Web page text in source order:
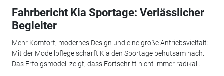
Fahrbericht Kia Sportage: Verlässlicher
Begleiter
Mehr Komfort, modernes Design und eine große Antriebsvielfalt:
Mit der Modellpflege schärft Kia den Sportage behutsam nach.
Das Erfolgsmodell zeigt, dass Fortschritt nicht immer radikal...